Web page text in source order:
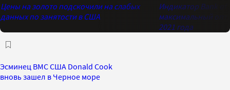
Цены на золото подскочили на слабых
данных по занятости в США
Индикатор Bank of
максимальный
2021 года
Эсминец ВМС США Donald Cook
вновь зашел в Черное море